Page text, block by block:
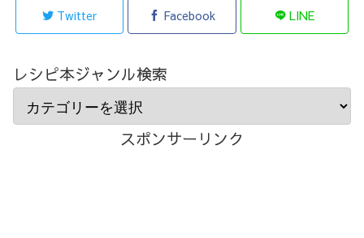
Twitter Facebook LINE
レシピ本ジャンル検索
スポンサーリンク